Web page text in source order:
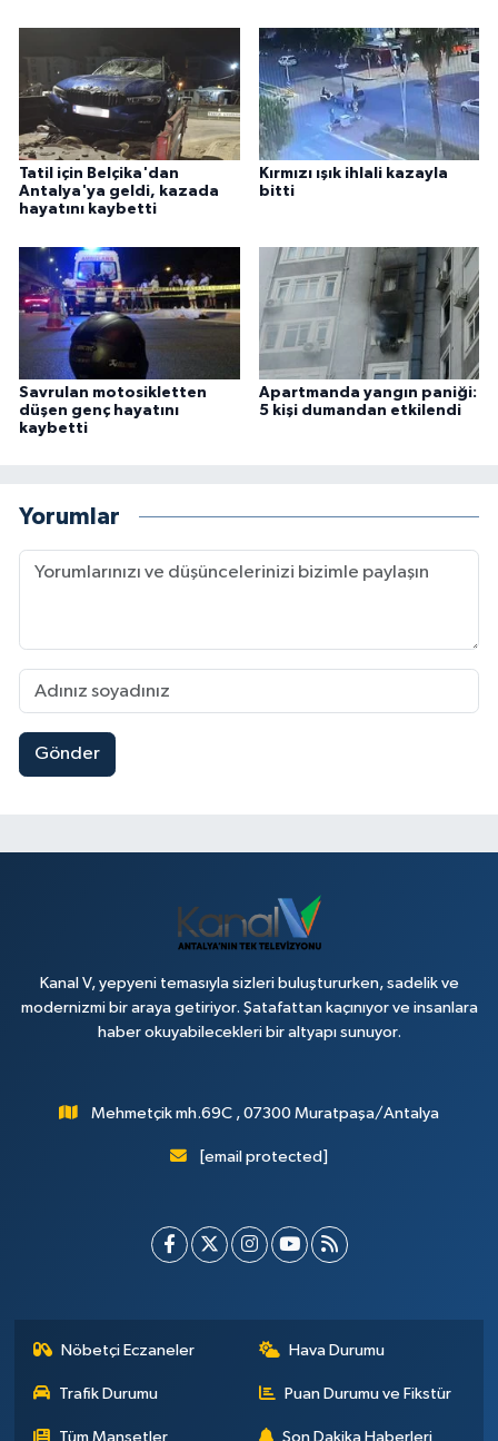
Tatil için Belçika'dan
Antalya'ya geldi, kazada
hayatını kaybetti
Kırmızı ışık ihlali kazayla
bitti
Savrulan motosikletten
düşen genç hayatını
kaybetti
Apartmanda yangın paniği:
5 kişi dumandan etkilendi
Yorumlar
Gönder
Kanal V, yepyeni temasıyla sizleri buluştururken, sadelik ve
modernizmi bir araya getiriyor. Şatafattan kaçınıyor ve insanlara
haber okuyabilecekleri bir altyapı sunuyor.
Mehmetçik mh.69C , 07300 Muratpaşa/Antalya
[email protected]
Nöbetçi Eczaneler Hava Durumu
Trafik Durumu Puan Durumu ve Fikstür
Tüm Manşetler Son Dakika Haberleri